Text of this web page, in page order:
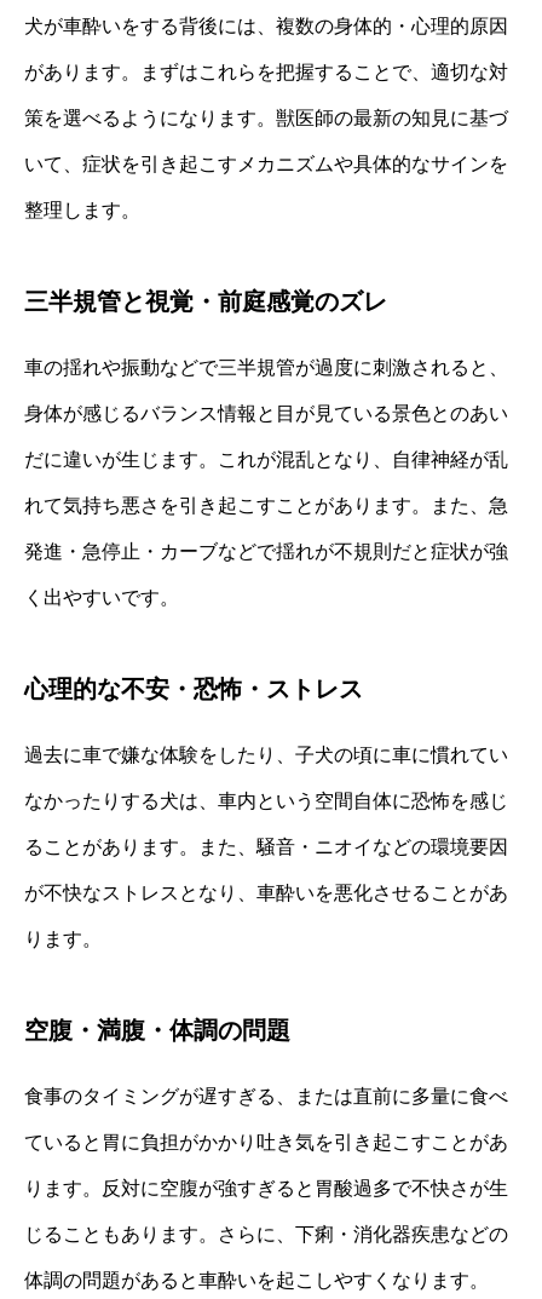
犬が車酔いをする背後には、複数の身体的・心理的原因
があります。まずはこれらを把握することで、適切な対
策を選べるようになります。獣医師の最新の知見に基づ
いて、症状を引き起こすメカニズムや具体的なサインを
整理します。
三半規管と視覚・前庭感覚のズレ
車の揺れや振動などで三半規管が過度に刺激されると、
身体が感じるバランス情報と目が見ている景色とのあい
だに違いが生じます。これが混乱となり、自律神経が乱
れて気持ち悪さを引き起こすことがあります。また、急
発進・急停止・カーブなどで揺れが不規則だと症状が強
く出やすいです。
心理的な不安・恐怖・ストレス
過去に車で嫌な体験をしたり、子犬の頃に車に慣れてい
なかったりする犬は、車内という空間自体に恐怖を感じ
ることがあります。また、騒音・ニオイなどの環境要因
が不快なストレスとなり、車酔いを悪化させることがあ
ります。
空腹・満腹・体調の問題
食事のタイミングが遅すぎる、または直前に多量に食べ
ていると胃に負担がかかり吐き気を引き起こすことがあ
ります。反対に空腹が強すぎると胃酸過多で不快さが生
じることもあります。さらに、下痢・消化器疾患などの
体調の問題があると車酔いを起こしやすくなります。